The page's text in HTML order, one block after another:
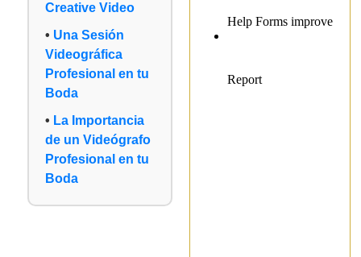
Creative Video
Una Sesión
Videográfica
Profesional en tu
Boda
La Importancia
de un Videógrafo
Profesional en tu
Boda